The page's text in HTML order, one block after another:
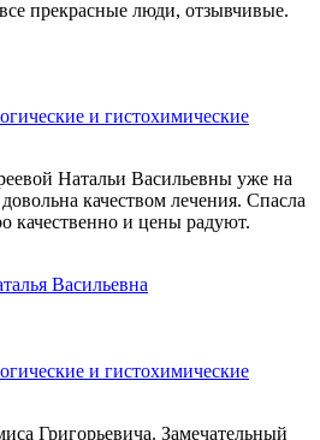
прекрасные люди, отзывчивые.
и гистохимические
Натальи Васильевны уже на
качеством лечения. Спасла
качественно и цены радуют.
Васильевна
и гистохимические
Григорьевича. Замечательный